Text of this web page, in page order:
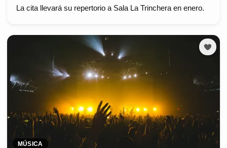
La cita llevará su repertorio a Sala La Trinchera en enero.
MÚSICA